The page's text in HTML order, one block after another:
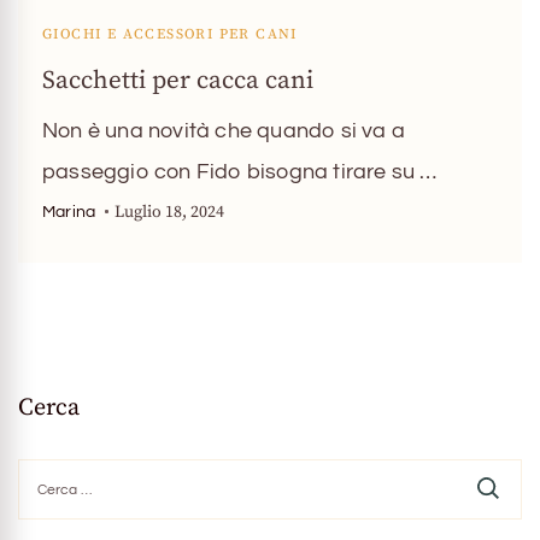
GIOCHI E ACCESSORI PER CANI
Sacchetti per cacca cani
Non è una novità che quando si va a
passeggio con Fido bisogna tirare su …
Marina Luglio 18, 2024
Cerca
per: